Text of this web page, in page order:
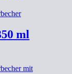
ml